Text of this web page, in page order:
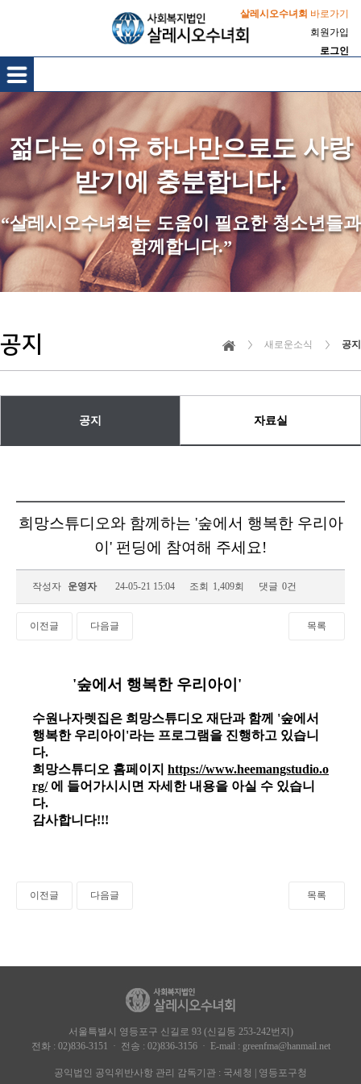
살레시오수녀회 바로가기
회원가입
로그인
젊다는 이유 하나만으로도 사랑
받기에 충분합니다.
“살레시오수녀회는 도움이 필요한 청소년들과
함께합니다.”
공지 새로운소식 공지
공지 자료실
희망스튜디오와 함께하는 '숲에서 행복한 우리아
이' 펀딩에 참여해 주세요!
작성자 운영자 24-05-21 15:04 조회 1,409회 댓글 0건
이전글 다음글 목록
'숲에서 행복한 우리아이'
수원나자렛집은 희망스튜디오 재단과 함께 '숲에서
행복한 우리아이'라는 프로그램을 진행하고 있습니
다.
희망스튜디오 홈페이지 https://www.heemangstudio.o
rg/에 들어가시시면 자세한 내용을 아실 수 있습니
다.
감사합니다!!!
이전글 다음글 목록
서울특별시 영등포구 신길로 93 (신길동 253-242번지)
전화 : 02)836-3151 · 전송 : 02)836-3156 · E-mail : greenfma@hanmail.net
공익법인 공익위반사항 관리 감독기관 : 국세청 | 영등포구청